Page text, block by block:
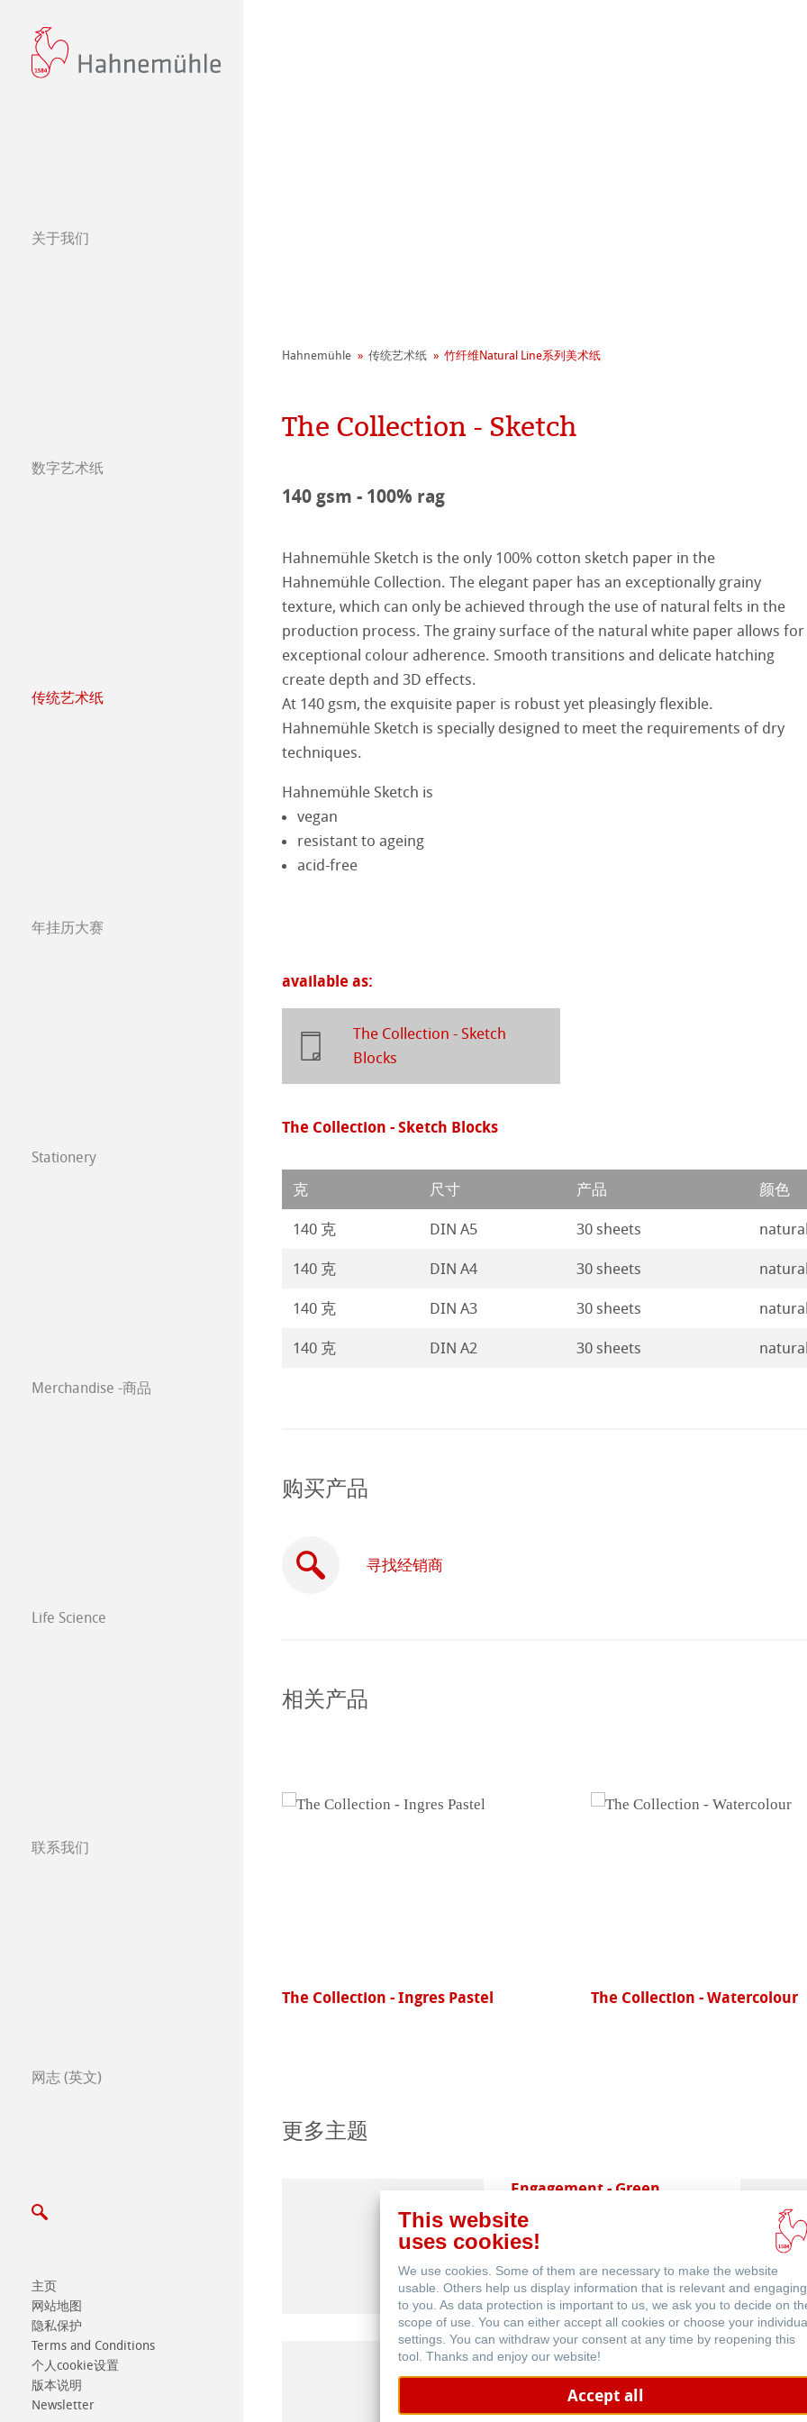
关于我们
团队
Jobs @Hahnemühle
数字艺术纸
哑光面艺术纸 纹理面
亮光面艺术纸
艺术画布
ICC文件
ICC文件下载
FAQ 常见问题-数字艺术
如何安装ICC文件
较早型号的打印机
Harman by Hahnemuehle
Hahnemühle Excellence Program
认证工作室
联系我们
FineArt 相册 & QT Albums
内姆勒FineArt喷墨亚麻布相册
QT Albums x Hahnemühle
保护及认证
哈内姆勒 Platinum Rag铂金印相纸
Classical Printing Methods
Studio & Decor
传统艺术纸
哈内姆勒艺术家系列美术纸
The Collection
The Collection - Watercolour
The Collection - Ingres Pastel
The Collection - Sketch
竹纤维Natural Line系列美术纸
系列水彩纸
Watercolour Books
Watercolour系列水彩纸
Harmony & Expression
油画/丙烯画纸
漫画/平面设计/插画
技术绘图纸
透明纸
方格纸
等轴纸
绘画纸 Stella
Lana 传统美术纸
Co-Branding Products
年挂历大赛
年挂历大赛2025
年挂历大赛2024
Paintings 2022
Paintings 2021
Paintings 2019
Paintings 2018
Paintings 2017
Stationery
FineNotes by Hahnemühle
Co-Branding
Merchandise -商品
Life Science
联系我们
Certified Studios
网志 (英文)
主页
网站地图
隐私保护
Terms and Conditions
个人cookie设置
版本说明
Newsletter
Hahnemühle 传统艺术纸 竹纤维Natural Line系列美术纸
The Collection - Sketch
140 gsm - 100% rag
Hahnemühle Sketch is the only 100% cotton sketch paper in the
Hahnemühle Collection. The elegant paper has an exceptionally grainy
texture, which can only be achieved through the use of natural felts in the
production process. The grainy surface of the natural white paper allows for
exceptional colour adherence. Smooth transitions and delicate hatching
create depth and 3D effects.
At 140 gsm, the exquisite paper is robust yet pleasingly flexible.
Hahnemühle Sketch is specially designed to meet the requirements of dry
techniques.
Hahnemühle Sketch is
vegan
resistant to ageing
acid-free
available as:
The Collection - Sketch
Blocks
The Collection - Sketch Blocks
克 尺寸 产品 颜色
140 克 DIN A5 30 sheets
140 克 DIN A4 30 sheets
140 克 DIN A3 30 sheets
140 克 DIN A2 30 sheets
购买产品
寻找经销商
相关产品
The Collection - Ingres Pastel The Collection - Watercolour
更多主题
Engagement - Green
Rooster
Aquarell
This website
uses cookies!
We use cookies. Some of them are necessary to make the website
usable. Others help us display information that is relevant and engaging
to you. As data protection is important to us, we ask you to decide on
scope of use. You can either accept all cookies or choose your
settings. You can withdraw your consent at any time by reopening this
tool. Thanks and enjoy our website!
Accept all